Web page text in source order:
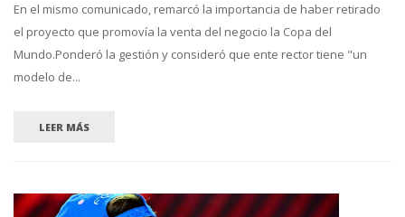
En el mismo comunicado, remarcó la importancia de haber retirado
el proyecto que promovía la venta del negocio la Copa del
Mundo.Ponderó la gestión y consideró que ente rector tiene "un
modelo de...
LEER MÁS